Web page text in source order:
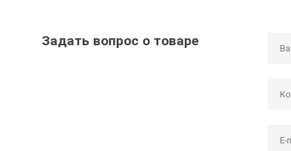
Задать вопрос о товаре